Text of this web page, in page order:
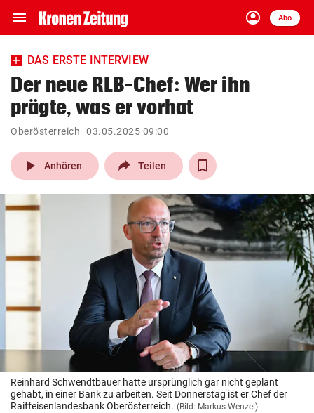
menu Navigation
ein-/ausklappen
account_circle
Anmelden
Abo
close Schließen
account_circle Anmelden
pin_drop
Wien arrow_right
bookmark
eingeben
© Krone Multimedia GmbH & Co KG 2026
Muthgasse 2, 1190 Wien
DAS ERSTE INTERVIEW
Der neue RLB-Chef: Wer ihn
prägte, was er vorhat
Oberösterreich 03.05.2025 09:00
play_arrow Anhören Teilen
Reinhard Schwendtbauer hatte ursprünglich gar nicht geplant
gehabt, in einer Bank zu arbeiten. Seit Donnerstag ist er Chef der
Raiffeisenlandesbank Oberösterreich. (Bild: Markus Wenzel)